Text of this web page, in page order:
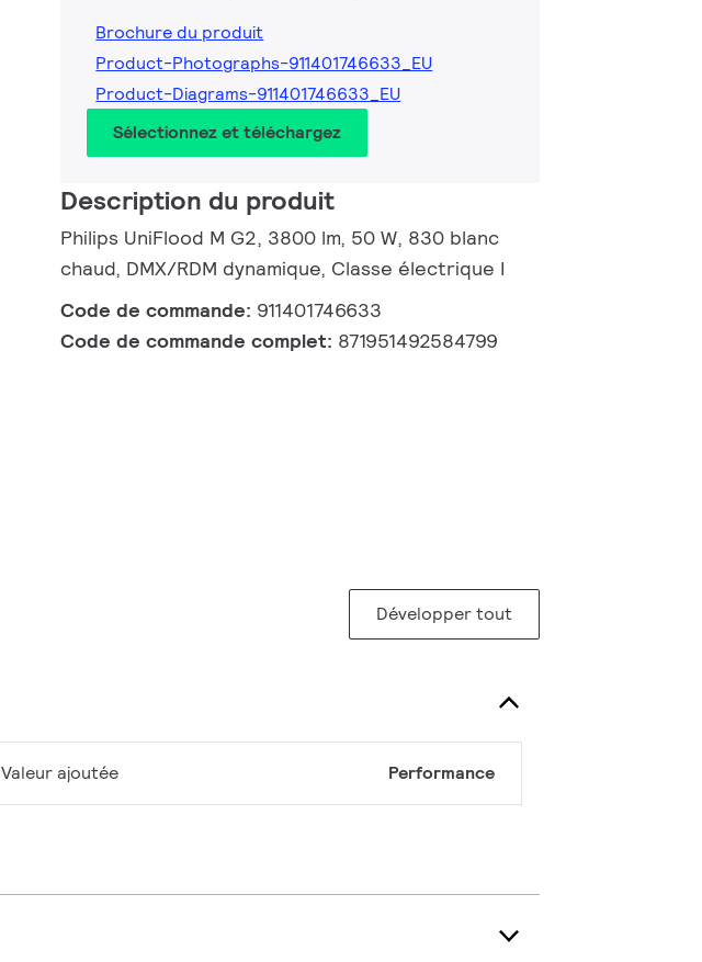
Brochure du produit
Product-Photographs-911401746633_EU
Product-Diagrams-911401746633_EU
Sélectionnez et téléchargez
Description du produit
Philips UniFlood M G2, 3800 lm, 50 W, 830 blanc
chaud, DMX/RDM dynamique, Classe électrique I
Code de commande: 911401746633
Code de commande complet: 871951492584799
Développer tout
Valeur ajoutée Performance